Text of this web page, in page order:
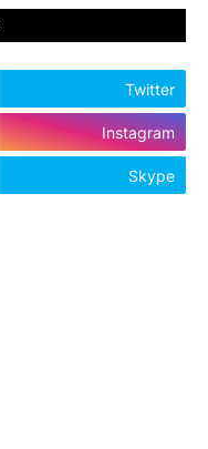
Twitter
Instagram
Skype